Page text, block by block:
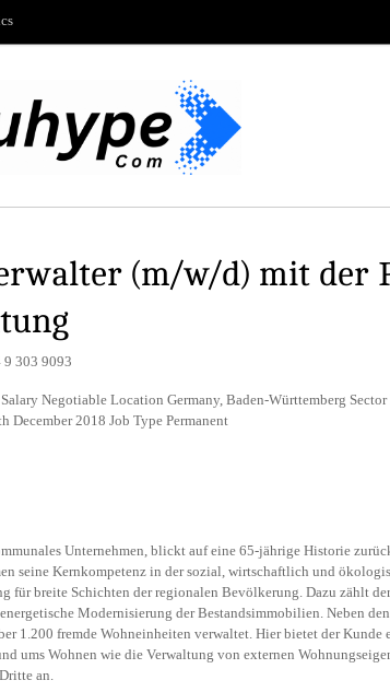
(m/w/d) mit der
303 9093
Negotiable Location Germany, Baden-Württemberg
December 2018 Job Type Permanent
Unternehmen, blickt auf eine 65-jährige Historie
seine Kernkompetenz in der sozial, wirtschaftlich und
für breite Schichten der regionalen Bevölkerung. Dazu zählt
Modernisierung der Bestandsimmobilien. Neben
1.200 fremde Wohneinheiten verwaltet. Hier bietet der Kunde
ums Wohnen wie die Verwaltung von externen
an.